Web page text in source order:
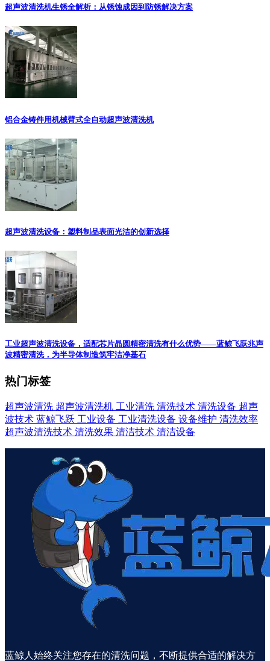
超声波清洗机生锈全解析：从锈蚀成因到防锈解决方案
铝合金铸件用机械臂式全自动超声波清洗机
超声波清洗设备：塑料制品表面光洁的创新选择
工业超声波清洗设备，适配芯片晶圆精密清洗有什么优势——蓝鲸飞跃兆声
波精密清洗，为半导体制造筑牢洁净基石
热门标签
超声波清洗 超声波清洗机 工业清洗 清洗技术 清洗设备 超声
波技术 蓝鲸飞跃 工业设备 工业清洗设备 设备维护 清洗效率
超声波清洗技术 清洗效果 清洁技术 清洁设备
蓝鲸人始终关注您存在的清洗问题，不断提供合适的解决方